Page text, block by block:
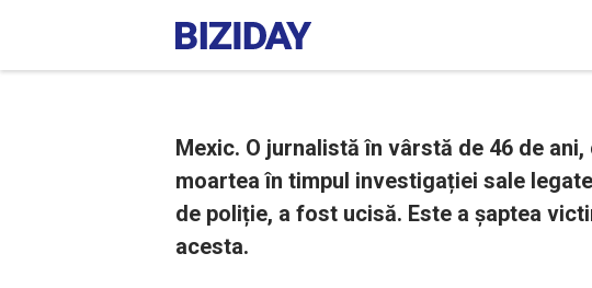
Mexic. O jurnalistă în vârstă de 46 de
moartea în timpul investigației sale
de poliție, a fost ucisă. Este a șaptea
acesta.